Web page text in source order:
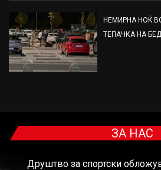
НЕМИРНА НОЌ
ТЕПАЧКА НА
ЗА НАС
Друштво за спортски